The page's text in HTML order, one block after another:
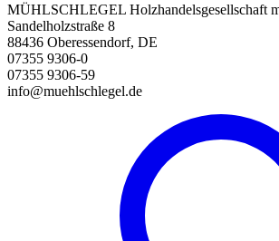
MÜHLSCHLEGEL Holzhandelsgesellschaft
Sandelholzstraße 8
88436 Oberessendorf, DE
07355 9306-0
07355 9306-59
info@muehlschlegel.de